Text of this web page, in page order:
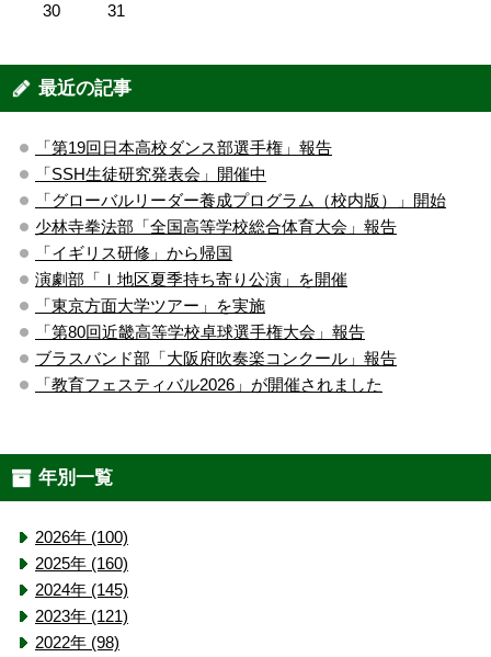
30
31
最近の記事
「第19回日本高校ダンス部選手権」報告
「SSH生徒研究発表会」開催中
「グローバルリーダー養成プログラム（校内版）」開始
少林寺拳法部「全国高等学校総合体育大会」報告
「イギリス研修」から帰国
演劇部「Ｉ地区夏季持ち寄り公演」を開催
「東京方面大学ツアー」を実施
「第80回近畿高等学校卓球選手権大会」報告
ブラスバンド部「大阪府吹奏楽コンクール」報告
「教育フェスティバル2026」が開催されました
年別一覧
2026年 (100)
2025年 (160)
2024年 (145)
2023年 (121)
2022年 (98)